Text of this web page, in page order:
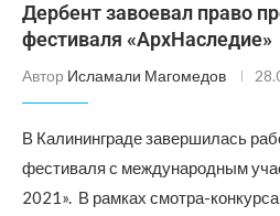
Дербент завоевал право
фестиваля «АрхНаследие»
Автор Исламали Магомедов
В Калининграде завершилась
фестиваля с международным
2021». В рамках смотра-